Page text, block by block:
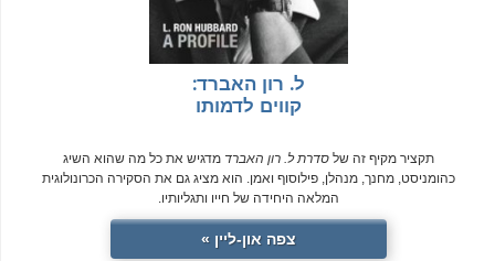
ל. רון האברד:
קווים לדמותו
תקציר מקיף זה שלסדרת ל. רון האברד מדגיש את כל מה שהוא השיג
כהומניסט, מחנך, מנהלן, פילוסוף ואמן. הוא מציג גם את הסקירה הכרונולוגית
המלאה היחידה של חייו ותגליותיו.
צפה און-ליין »